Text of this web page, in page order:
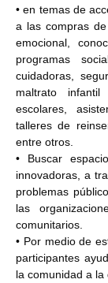
• en temas de
a las compras
emocional,
programas
cuidadoras,
maltrato
escolares,
talleres de
entre otros.
• Buscar
innovadoras, a
problemas
las
comunitarios.
• Por medio de
participantes
la comunidad a la